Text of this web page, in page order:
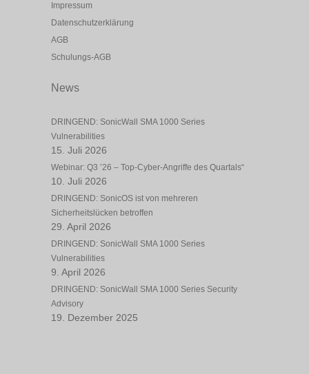
Impressum
Datenschutzerklärung
AGB
Schulungs-AGB
News
DRINGEND: SonicWall SMA 1000 Series
Vulnerabilities
15. Juli 2026
Webinar: Q3 ’26 – Top-Cyber-Angriffe des Quartals“
10. Juli 2026
DRINGEND: SonicOS ist von mehreren
Sicherheitslücken betroffen
29. April 2026
DRINGEND: SonicWall SMA 1000 Series
Vulnerabilities
9. April 2026
DRINGEND: SonicWall SMA 1000 Series Security
Advisory
19. Dezember 2025